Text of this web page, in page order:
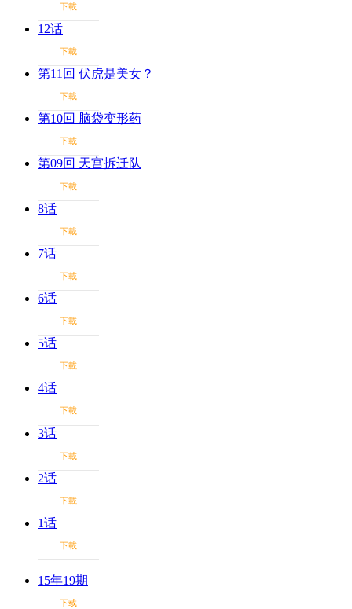
下載
12话
下載
第11回 伏虎是美女？
下載
第10回 脑袋变形药
下載
第09回 天宫拆迁队
下載
8话
下載
7话
下載
6话
下載
5话
下載
4话
下載
3话
下載
2话
下載
1话
下載
15年19期
下载